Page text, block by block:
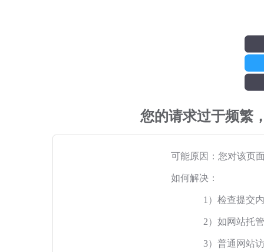
您的请求过于频繁
可能原因：您对该页
如何解决：
1）检查提交
2）如网站托
3）普通网站